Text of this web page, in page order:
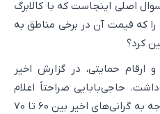
اصلی اینجاست که با کالابرگ
که قیمت آن در برخی مناطق به
ارقام حمایتی، در گزارش اخیر
حاجی‌بابایی صراحتاً اعلام
کرد که ارزش واقعی کالابرگ با توجه به گرانی‌های اخیر بین 60 تا 70